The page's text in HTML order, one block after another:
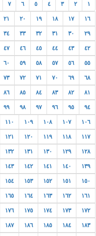
١ ٢ ٣ ٤ ٥ ٦ ٧
١٦ ١٧ ١٨ ١٩ ٢٠ ٢١
٢٩ ٣٠ ٣١ ٣٢ ٣٣ ٣٤
٤٢ ٤٣ ٤٤ ٤٥ ٤٦ ٤٧
٥٥ ٥٦ ٥٧ ٥٨ ٥٩ ٦٠
٦٨ ٦٩ ٧٠ ٧١ ٧٢ ٧٣
٨١ ٨٢ ٨٣ ٨٤ ٨٥ ٨٦
٩٤ ٩٥ ٩٦ ٩٧ ٩٨ ٩٩
١٠٦ ١٠٧ ١٠٨ ١٠٩ ١١٠
١١٧ ١١٨ ١١٩ ١٢٠ ١٢١
١٢٨ ١٢٩ ١٣٠ ١٣١ ١٣٢
١٣٩ ١٤٠ ١٤١ ١٤٢ ١٤٣
١٥٠ ١٥١ ١٥٢ ١٥٣ ١٥٤
١٦١ ١٦٢ ١٦٣ ١٦٤ ١٦٥
١٧٢ ١٧٣ ١٧٤ ١٧٥ ١٧٦
١٨٣ ١٨٤ ١٨٥ ١٨٦ ١٨٧